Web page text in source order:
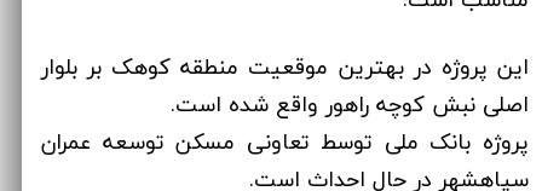
این پروژه در بهترین موقعیت منطقه کوهک بر بلوار
اصلی نبش کوچه راهور واقع شده است.
پروژه بانک ملی توسط تعاونی مسکن توسعه عمران
سپاهشهر در حال احداث است.